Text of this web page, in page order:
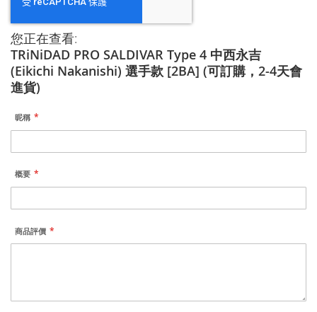
您正在查看:
TRiNiDAD PRO SALDIVAR Type 4 中西永吉
(Eikichi Nakanishi) 選手款 [2BA] (可訂購，2-4天會
進貨)
昵稱
概要
商品評價